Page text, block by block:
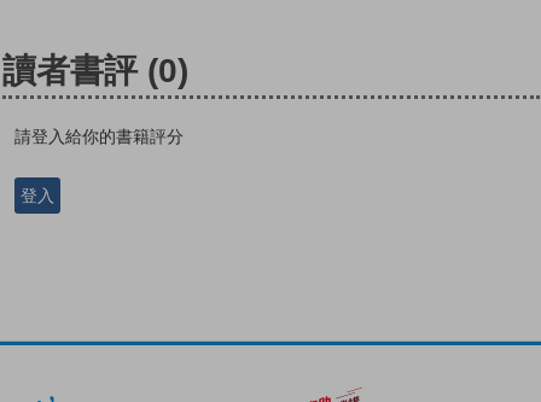
讀者書評 (0)
請登入給你的書籍評分
登入